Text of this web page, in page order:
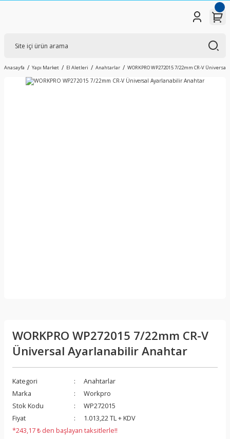
Anasayfa Yapı Market El Aletleri Anahtarlar WORKPRO WP272015 7/22mm CR-V
WORKPRO WP272015 7/22mm CR-V
Üniversal Ayarlanabilir Anahtar
Kategori
Anahtarlar
Marka
Workpro
Stok Kodu
WP272015
Fiyat
1.013,22 TL + KDV
*243,17 ₺ den başlayan taksitlerle!!